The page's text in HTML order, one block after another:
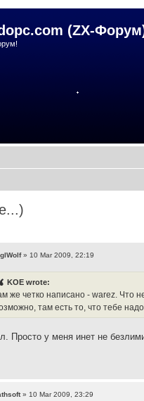
(ZX-
» 10 Mar 2009, 22:19
KOE wrote:
же четко написано - warez. Что
там есть то, что тебе надо
Просто у меня инет не
» 10 Mar 2009, 23:29